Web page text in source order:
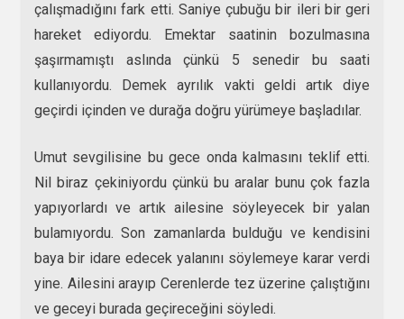
çalışmadığını fark etti. Saniye çubuğu bir ileri bir geri
hareket ediyordu. Emektar saatinin bozulmasına
şaşırmamıştı aslında çünkü 5 senedir bu saati
kullanıyordu. Demek ayrılık vakti geldi artık diye
geçirdi içinden ve durağa doğru yürümeye başladılar.
Umut sevgilisine bu gece onda kalmasını teklif etti.
Nil biraz çekiniyordu çünkü bu aralar bunu çok fazla
yapıyorlardı ve artık ailesine söyleyecek bir yalan
bulamıyordu. Son zamanlarda bulduğu ve kendisini
baya bir idare edecek yalanını söylemeye karar verdi
yine. Ailesini arayıp Cerenlerde tez üzerine çalıştığını
ve geceyi burada geçireceğini söyledi.